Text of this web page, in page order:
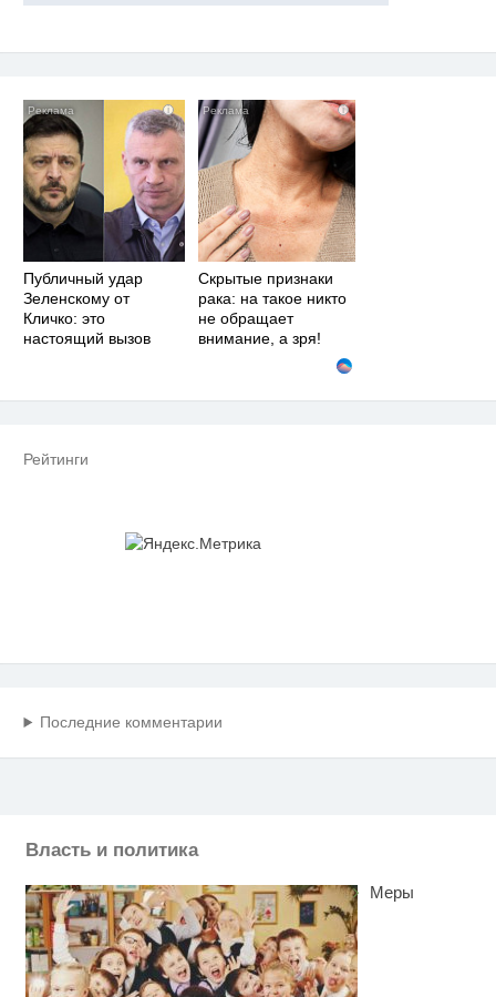
i
Публичный удар
Зеленскому от
Кличко: это
настоящий вызов
i
Скрытые признаки
рака: на такое никто
не обращает
внимание, а зря!
Рейтинги
Последние комментарии
Власть и политика
Меры